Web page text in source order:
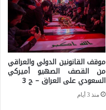
موقف القانونين الدولي والعراقي
من القصف الصهيو أميركي
السعودي على العراق – ج 3
منذ 3 أيام